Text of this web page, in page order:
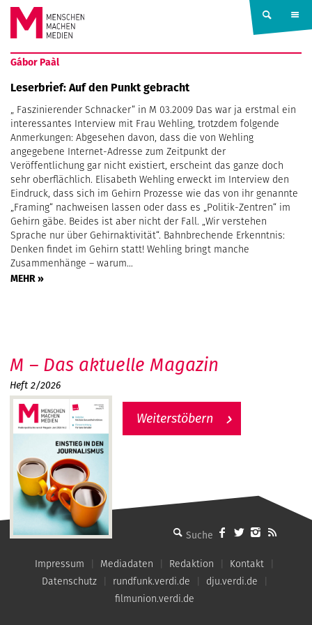
Springe zum Inhalt
MENSCHEN
MACHEN
MEDIEN
Gábor Paàl
Leserbrief: Auf den Punkt gebracht
„ Faszinierender Schnacker“ in M 03.2009 Das war ja erstmal ein
interessantes Interview mit Frau Wehling, trotzdem folgende
Anmerkungen: Abgesehen davon, dass die von Wehling
angegebene Internet-Adresse zum Zeitpunkt der
Veröffentlichung gar nicht existiert, erscheint das ganze doch
sehr oberflächlich. Elisabeth Wehling erweckt im Interview den
Eindruck, dass sich im Gehirn Prozesse wie das von ihr genannte
„Framing“ nachweisen lassen oder dass es „Politik-Zentren“ im
Gehirn gäbe. Beides ist aber nicht der Fall. „Wir verstehen
Sprache nur über Gehirnaktivität“. Bahnbrechende Erkenntnis:
Denken findet im Gehirn statt! Wehling bringt manche
Zusammenhänge – warum…
MEHR »
MMM - Menschen machen Medien
M – Das aktuelle Magazin
Heft 2/2026
Weiterstöbern
Impressum Mediadaten Redaktion
Kontakt
Datenschutz
rundfunk.verdi.de
dju.verdi.de
filmunion.verdi.de